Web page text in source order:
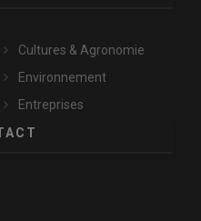
Cultures & Agronomie
Environnement
Entreprises